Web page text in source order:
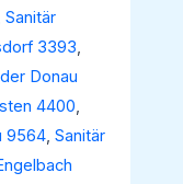
Sanitär
3393,
Donau
4400,
9564,Sanitär